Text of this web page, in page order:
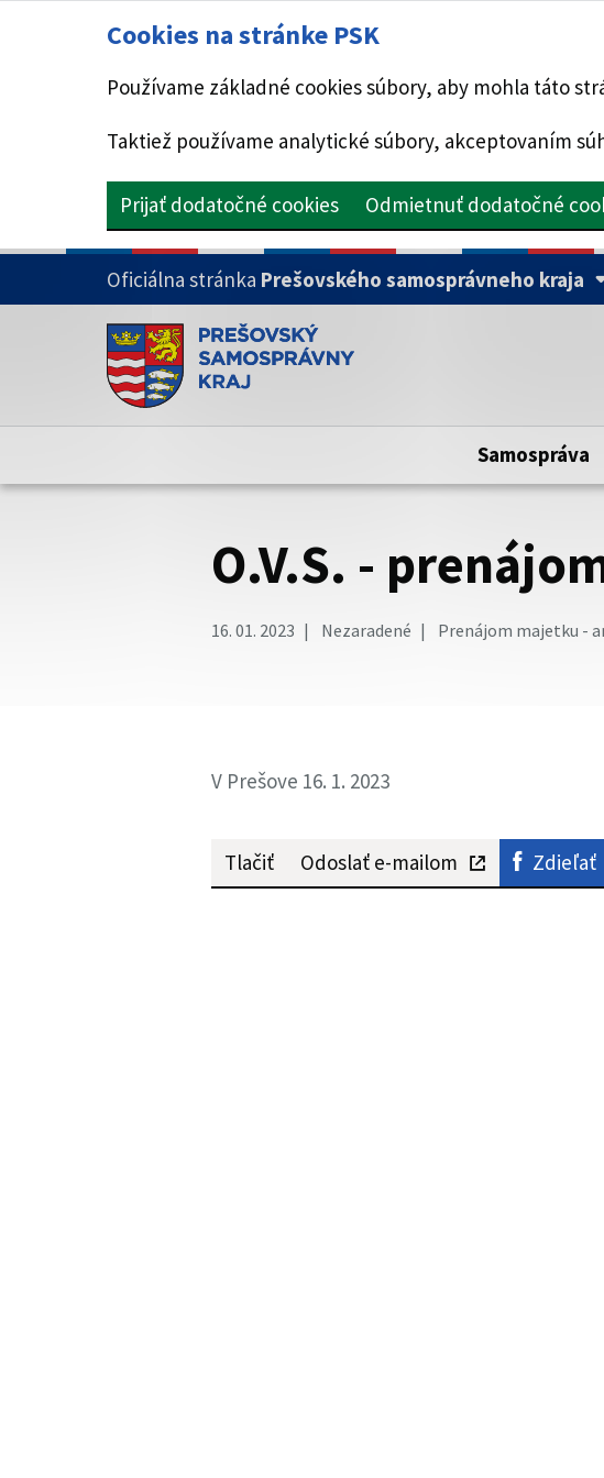
Cookies na stránke PSK
Používame základné cookies súbory, aby mohla táto
Taktiež používame analytické súbory, akceptovaním
Prijať dodatočné cookies Odmietnuť dodatočné
PRESKOČIŤ NA HLAVNÝ OBSAH
Oficiálna stránka Prešovského samosprávneho kraja
Doména psk.sk je oficiálna
Toto je oficiálna webová stránka Prešovského
Samospráva
O.V.S. -
16. 01. 2023 Nezaradené Prenájom majetku -
V Prešove 16. 1. 2023
Tlačiť Odoslať e-mailom Zdieľať